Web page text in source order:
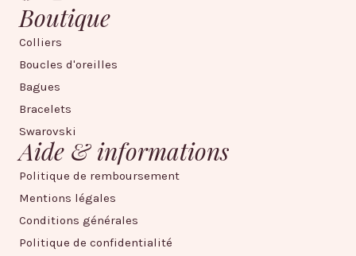
Boutique
Colliers
Boucles d'oreilles
Bagues
Bracelets
Swarovski
Aide & informations
Politique de remboursement
Mentions légales
Conditions générales
Politique de confidentialité